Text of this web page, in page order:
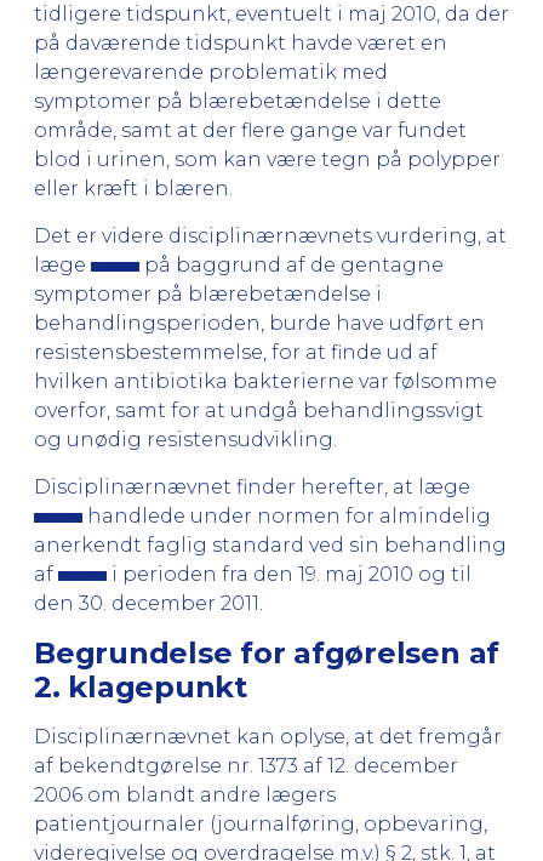
tidligere tidspunkt, eventuelt i maj 2010, da der
på daværende tidspunkt havde været en
længerevarende problematik med
symptomer på blærebetændelse i dette
område, samt at der flere gange var fundet
blod i urinen, som kan være tegn på polypper
eller kræft i blæren.
Det er videre disciplinærnævnets vurdering, at
læge
på baggrund af de gentagne
symptomer på blærebetændelse i
behandlingsperioden, burde have udført en
resistensbestemmelse, for at finde ud af
hvilken antibiotika bakterierne var følsomme
overfor, samt for at undgå behandlingssvigt
og unødig resistensudvikling.
Disciplinærnævnet finder herefter, at læge
handlede under normen for almindelig
anerkendt faglig standard ved sin behandling
af
i perioden fra den 19. maj 2010 og til
den 30. december 2011.
Begrundelse for afgørelsen af
2. klagepunkt
Disciplinærnævnet kan oplyse, at det fremgår
af bekendtgørelse nr. 1373 af 12. december
2006 om blandt andre lægers
patientjournaler (journalføring, opbevaring,
videregivelse og overdragelse m.v.) § 2, stk. 1, at